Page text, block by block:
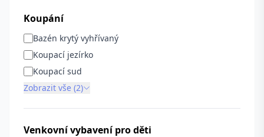
Koupání
Bazén krytý vyhřívaný
Koupací jezírko
Koupací sud
Zobrazit vše (2)
Venkovní vybavení pro děti